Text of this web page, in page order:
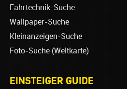
Fahrtechnik-Suche
Wallpaper-Suche
Kleinanzeigen-Suche
Foto-Suche (Weltkarte)
EINSTEIGER GUIDE